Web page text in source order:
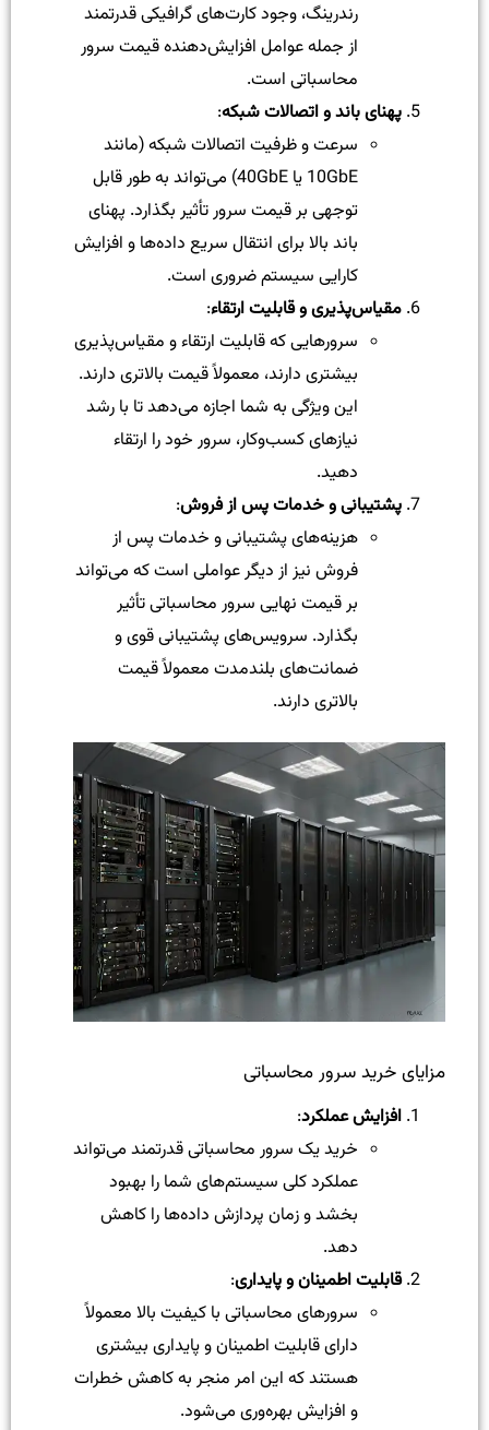
رندرینگ، وجود کارت‌های گرافیکی قدرتمند
از جمله عوامل افزایش‌دهنده قیمت سرور
محاسباتی است.
پهنای باند و اتصالات شبکه:
سرعت و ظرفیت اتصالات شبکه (مانند
10GbE یا 40GbE) می‌تواند به طور قابل
توجهی بر قیمت سرور تأثیر بگذارد. پهنای
باند بالا برای انتقال سریع داده‌ها و افزایش
کارایی سیستم ضروری است.
مقیاس‌پذیری و قابلیت ارتقاء:
سرورهایی که قابلیت ارتقاء و مقیاس‌پذیری
بیشتری دارند، معمولاً قیمت بالاتری دارند.
این ویژگی به شما اجازه می‌دهد تا با رشد
نیازهای کسب‌وکار، سرور خود را ارتقاء
دهید.
پشتیبانی و خدمات پس از فروش:
هزینه‌های پشتیبانی و خدمات پس از
فروش نیز از دیگر عواملی است که می‌تواند
بر قیمت نهایی سرور محاسباتی تأثیر
بگذارد. سرویس‌های پشتیبانی قوی و
ضمانت‌های بلندمدت معمولاً قیمت
بالاتری دارند.
مزایای خرید سرور محاسباتی
افزایش عملکرد:
خرید یک سرور محاسباتی قدرتمند می‌تواند
عملکرد کلی سیستم‌های شما را بهبود
بخشد و زمان پردازش داده‌ها را کاهش
دهد.
قابلیت اطمینان و پایداری:
سرورهای محاسباتی با کیفیت بالا معمولاً
دارای قابلیت اطمینان و پایداری بیشتری
هستند که این امر منجر به کاهش خطرات
و افزایش بهره‌وری می‌شود.